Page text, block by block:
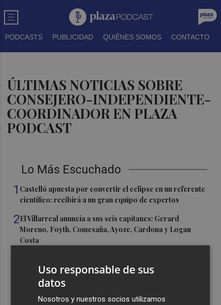
PODCASTS PUBLICIDAD QUIÉNES SOMOS CONTACTO
ÚLTIMAS NOTICIAS SOBRE
CONSEJERO-INDEPENDIENTE-
COORDINADOR EN PLAZA
PODCAST
Lo Más Escuchado
1 Castelló apuesta por convertir el eclipse en un referente
científico: recibirá a un gran equipo de expertos
2El Villarreal anuncia a sus seis capitanes: Gerard
Moreno, Foyth, Comesaña, Ayoze, Cardona y Logan
Costa
una lesión muscular
San Javier da viabilidad al nuevo contrato del transporte
urbano y a un hotel de cuatro estrellas en La Manga con
Uso responsable de sus
datos
Nosotros y nuestros socios utilizamos